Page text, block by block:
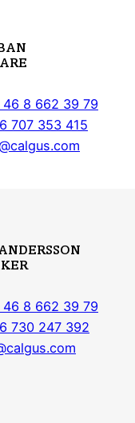
46 8 662 39 79
707 353 415
46 8 662 39 79
730 247 392